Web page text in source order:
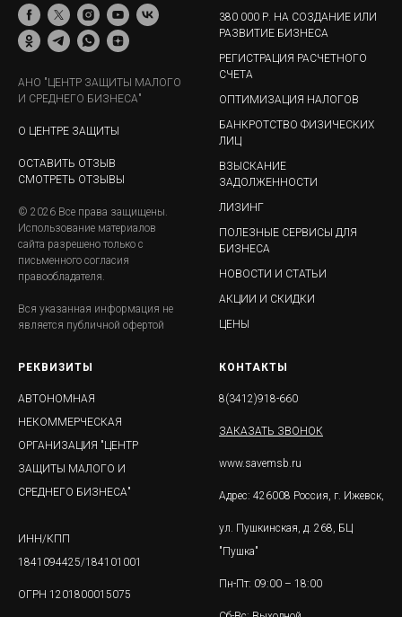
АНО "ЦЕНТР ЗАЩИТЫ МАЛОГО
И СРЕДНЕГО БИЗНЕСА"
О ЦЕНТРЕ ЗАЩИТЫ
ОСТАВИТЬ ОТЗЫВ
СМОТРЕТЬ ОТЗЫВЫ
© 2026 Все права защищены.
Использование материалов
сайта разрешено только с
письменного согласия
правообладателя.
Вся указанная информация не
является публичной офертой
380 000 Р. НА СОЗДАНИЕ ИЛИ
РАЗВИТИЕ БИЗНЕСА
РЕГИСТРАЦИЯ РАСЧЕТНОГО
СЧЕТА
ОПТИМИЗАЦИЯ НАЛОГОВ
БАНКРОТСТВО ФИЗИЧЕСКИХ
ЛИЦ
ВЗЫСКАНИЕ
ЗАДОЛЖЕННОСТИ
ЛИЗИНГ
ПОЛЕЗНЫЕ СЕРВИСЫ ДЛЯ
БИЗНЕСА
НОВОСТИ И СТАТЬИ
АКЦИИ И СКИДКИ
ЦЕНЫ
РЕКВИЗИТЫ
АВТОНОМНАЯ
НЕКОММЕРЧЕСКАЯ
ОРГАНИЗАЦИЯ "ЦЕНТР
ЗАЩИТЫ МАЛОГО И
СРЕДНЕГО БИЗНЕСА"
ИНН/КПП
1841094425/184101001
ОГРН 1201800015075
КОНТАКТЫ
8(3412)918-660
ЗАКАЗАТЬ ЗВОНОК
www.savemsb.ru
Адрес: 426008 Россия, г. Ижевск,
ул. Пушкинская, д. 268, БЦ
"Пушка"
Пн-Пт: 09:00 – 18:00